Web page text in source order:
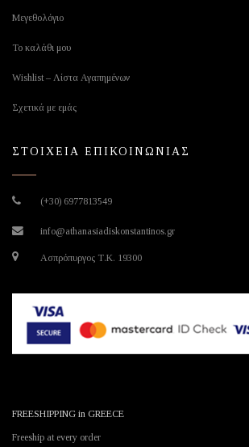
Μεγεθολόγιο
Το καλάθι μου
Wishlist – Λίστα Αγαπημένων
Σχετικά με εμάς
ΣΤΟΙΧΕΙΑ ΕΠΙΚΟΙΝΩΝΙΑΣ
(+30) 6977813549
info@athanasiadiskonstantinos.gr
Ασπρόπυργος Τ.Κ. 19300
FREESHIPPING in GREECE
Freeship at every order